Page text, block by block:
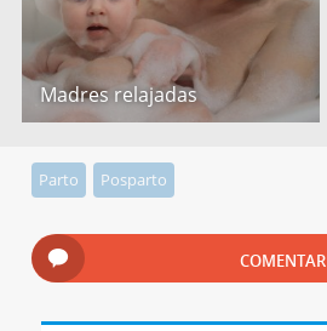
Madres relajadas
Parto Posparto
COMENTAR